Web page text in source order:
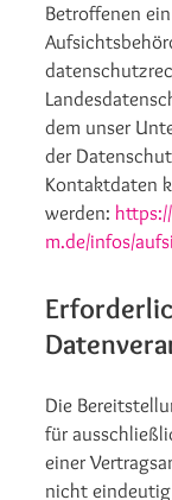
Betroffenen
dem unser
der
Kontaktdaten
werden:
m.de/infos/
Die
für
einer
nicht